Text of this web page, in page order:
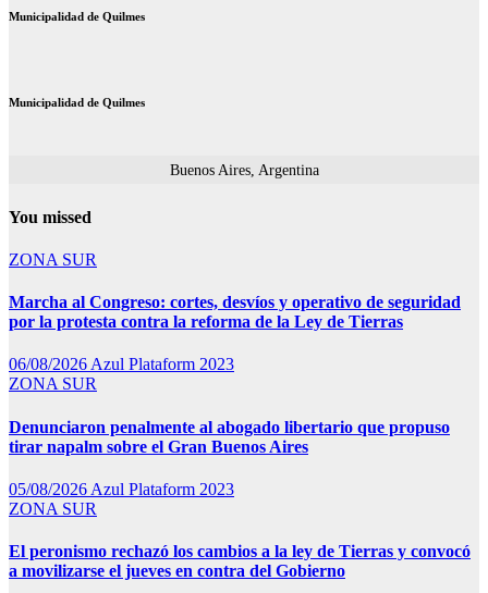
Municipalidad de Quilmes
Municipalidad de Quilmes
Buenos Aires, Argentina
You missed
ZONA SUR
Marcha al Congreso: cortes, desvíos y operativo de seguridad
por la protesta contra la reforma de la Ley de Tierras
06/08/2026Azul Plataform 2023
ZONA SUR
Denunciaron penalmente al abogado libertario que propuso
tirar napalm sobre el Gran Buenos Aires
05/08/2026 Azul Plataform 2023
ZONA SUR
El peronismo rechazó los cambios a la ley de Tierras y convocó
a movilizarse el jueves en contra del Gobierno